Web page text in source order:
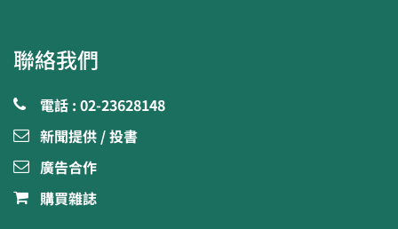
聯絡我們
電話 : 02-23628148
新聞提供 / 投書
廣告合作
購買雜誌